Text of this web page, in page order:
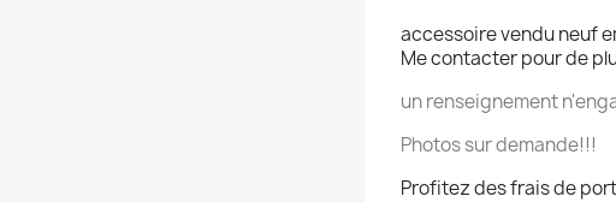
accessoire vendu neuf
Me contacter pour de
un renseignement
Photos sur demande!!!
Profitez des frais de